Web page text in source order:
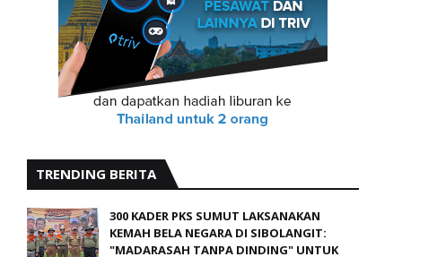
TRENDING BERITA
300 KADER PKS SUMUT LAKSANAKAN
KEMAH BELA NEGARA DI SIBOLANGIT:
"MADARASAH TANPA DINDING" UNTUK